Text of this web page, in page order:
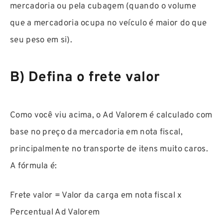
mercadoria ou pela cubagem (quando o volume
que a mercadoria ocupa no veículo é maior do que
seu peso em si).
B) Defina o frete valor
Como você viu acima, o Ad Valorem é calculado com
base no preço da mercadoria em nota fiscal,
principalmente no transporte de itens muito caros.
A fórmula é:
Frete valor = Valor da carga em nota fiscal x
Percentual Ad Valorem